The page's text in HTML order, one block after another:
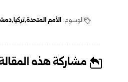
الوسوم: الأمم المتحدة تركيا
مشاركة هذه